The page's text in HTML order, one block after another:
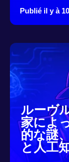
Publié il y à
ルーヴ
家によ
的な謎
と人工